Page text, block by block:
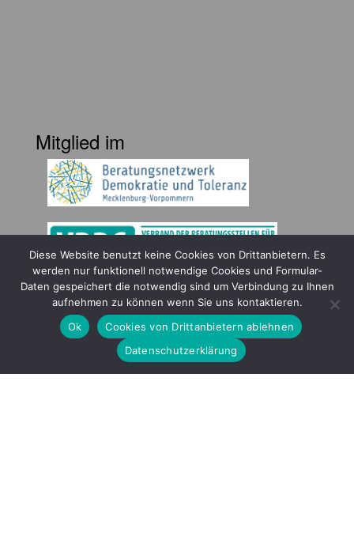
Mitglied im
Gefördert durch
Diese Website benutzt keine Cookies von Drittanbietern. Es
werden nur funktionell notwendige Cookies und Formular-
Daten gespeichert die notwendig sind um Verbindung zu Ihnen
aufnehmen zu können wenn Sie uns kontaktieren.
Ok
Cookies von Drittanbietern ablehnen
Datenschutzerklärung